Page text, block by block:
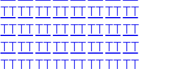
TTTTTTTTTTTTTTTT
TTTTTTTTTTTTTTTT
TTTTTTTTTTTTTTTT
TTTTTTTTTTTTTTTT